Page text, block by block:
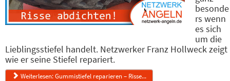
besonde
rs wenn
es sich
um die
Lieblingsstiefel handelt. Netzwerker Franz Hollweck zeigt
wie er seine Stiefel repariert.
Weiterlesen: Gummistiefel reparieren – Risse...